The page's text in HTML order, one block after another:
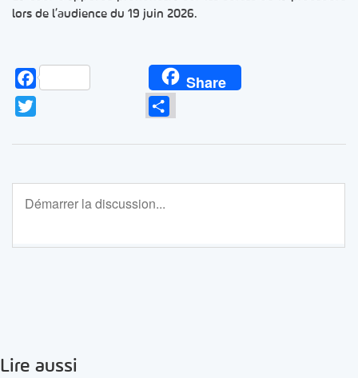
lors de l’audience du 19 juin 2026.
Facebook Share
Partager
Lire aussi